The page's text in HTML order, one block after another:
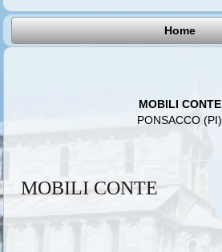
Home
MOBILI CONTE
PONSACCO (PI)
MOBILI CONTE